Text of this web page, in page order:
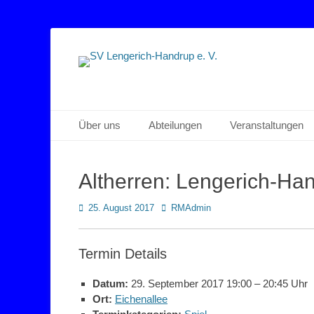
SV Lengerich-
Sportverein Lengerich Handrup
Primäres Menü
Zum
Inhalt
Über uns Abteilungen Veranstaltungen
Altherren: Lengerich-
Posted
25. August 2017 AutorRMAdmin
Termin Details
Datum: 29. September 2017 19:00 – 20:45 Uhr
Ort: Eichenallee